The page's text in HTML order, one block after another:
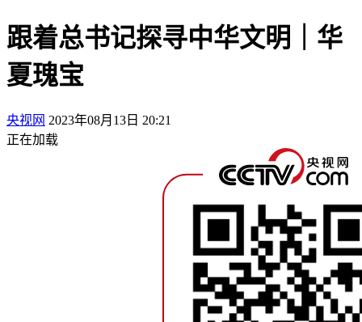
跟着总书记探寻中华文明｜华
夏瑰宝
央视网 2023年08月13日 20:21
正在加载